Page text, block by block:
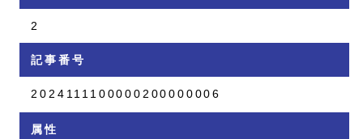
2
記事番号
2024111100000200000006
属性